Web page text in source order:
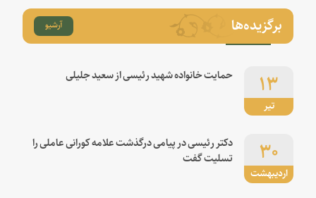
برگزیده‌ها آرشیو
تیر
۱۳ حمایت خانواده شهید رئیسی از سعید جلیلی
اردیبهشت
۳۰
دکتر رئیسی در پیامی درگذشت علامه کورانی عاملی را
تسلیت گفت